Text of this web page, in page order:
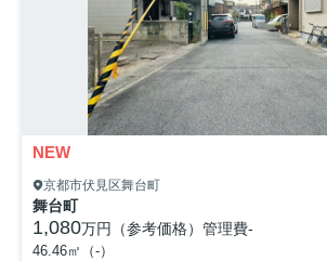
NEW
京都市伏見区舞台町
舞台町
1,080万円（参考価格） 管理費-
46.46㎡（-）